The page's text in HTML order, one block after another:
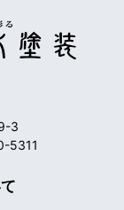
3
5311